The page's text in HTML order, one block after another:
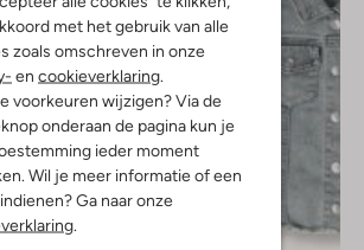
met het gebruik van alle
zoals omschreven in onze
en cookieverklaring.
voorkeuren wijzigen? Via de
onderaan de pagina kun je
ieder moment
Wil je meer informatie of een
Ga naar onze
.